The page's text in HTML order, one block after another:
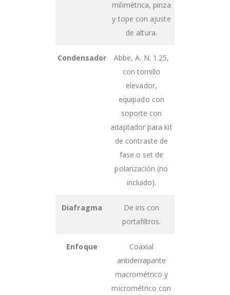
milimétrica, pinza
y tope con ajuste
de altura.
Condensador
Abbe, A. N. 1.25,
con tornillo
elevador,
equipado con
soporte con
adaptador para kit
de contraste de
fase o set de
polarización (no
incluido).
Diafragma
De iris con
portafiltros.
Enfoque
Coaxial
antiderrapante
macrométrico y
micrométrico con